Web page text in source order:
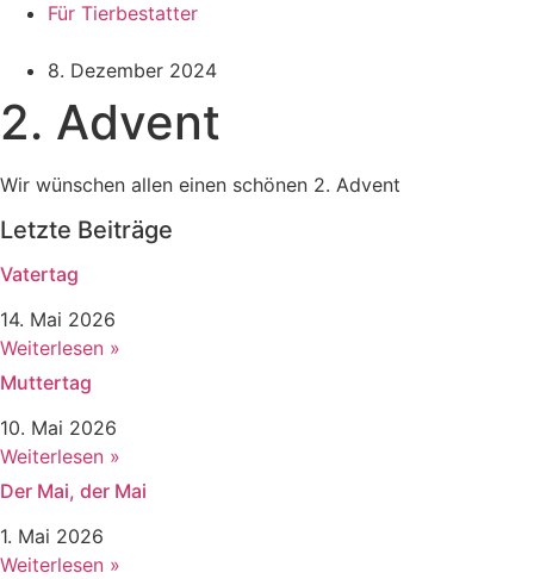
Für Tierbestatter
8. Dezember 2024
2. Advent
Wir wünschen allen einen schönen 2. Advent
Letzte Beiträge
Vatertag
14. Mai 2026
Weiterlesen »
Muttertag
10. Mai 2026
Weiterlesen »
Der Mai, der Mai
1. Mai 2026
Weiterlesen »